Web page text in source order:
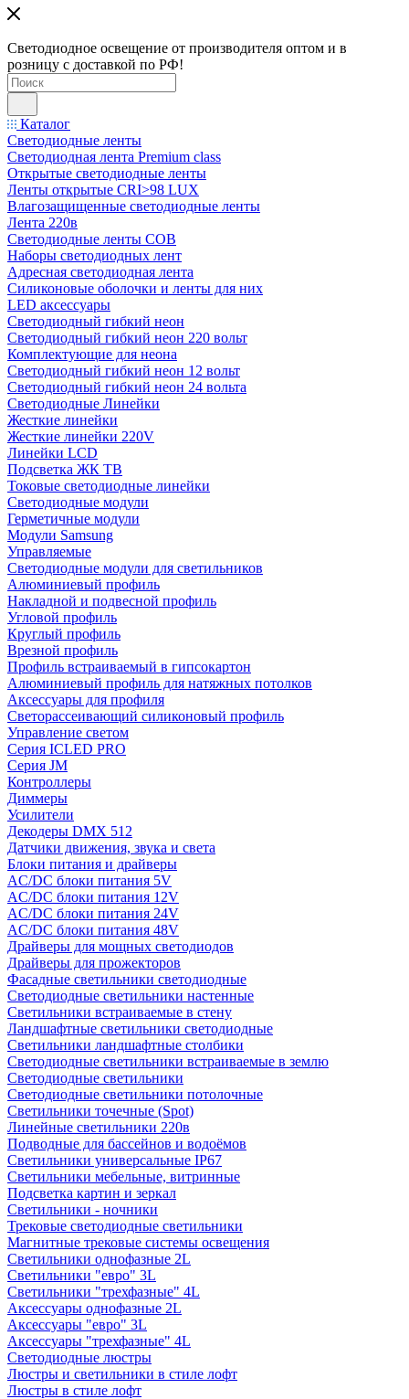
Светодиодное освещение от производителя оптом и в
розницу с доставкой по РФ!
Каталог
Светодиодные ленты
Светодиодная лента Premium class
Открытые светодиодные ленты
Ленты открытые CRI>98 LUX
Влагозащищенные светодиодные ленты
Лента 220в
Светодиодные ленты COB
Наборы светодиодных лент
Адресная светодиодная лента
Силиконовые оболочки и ленты для них
LED аксессуары
Светодиодный гибкий неон
Светодиодный гибкий неон 220 вольт
Комплектующие для неона
Светодиодный гибкий неон 12 вольт
Светодиодный гибкий неон 24 вольта
Светодиодные Линейки
Жесткие линейки
Жесткие линейки 220V
Линейки LCD
Подсветка ЖК ТВ
Токовые светодиодные линейки
Светодиодные модули
Герметичные модули
Модули Samsung
Управляемые
Светодиодные модули для светильников
Алюминиевый профиль
Накладной и подвесной профиль
Угловой профиль
Круглый профиль
Врезной профиль
Профиль встраиваемый в гипсокартон
Алюминиевый профиль для натяжных потолков
Аксессуары для профиля
Светорассеивающий силиконовый профиль
Управление светом
Серия ICLED PRO
Серия JM
Контроллеры
Диммеры
Усилители
Декодеры DMX 512
Датчики движения, звука и света
Блоки питания и драйверы
AC/DC блоки питания 5V
AC/DC блоки питания 12V
AC/DC блоки питания 24V
AC/DC блоки питания 48V
Драйверы для мощных светодиодов
Драйверы для прожекторов
Фасадные светильники светодиодные
Светодиодные светильники настенные
Светильники встраиваемые в стену
Ландшафтные светильники светодиодные
Светильники ландшафтные столбики
Светодиодные светильники встраиваемые в землю
Светодиодные светильники
Светодиодные светильники потолочные
Светильники точечные (Spot)
Линейные светильники 220в
Подводные для бассейнов и водоёмов
Светильники универсальные IP67
Светильники мебельные, витринные
Подсветка картин и зеркал
Светильники - ночники
Трековые светодиодные светильники
Магнитные трековые системы освещения
Светильники однофазные 2L
Светильники "евро" 3L
Светильники "трехфазные" 4L
Аксессуары однофазные 2L
Аксессуары "евро" 3L
Аксессуары "трехфазные" 4L
Светодиодные люстры
Люстры и светильники в стиле лофт
Люстры в стиле лофт